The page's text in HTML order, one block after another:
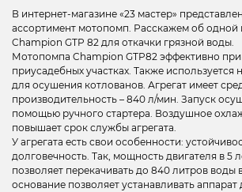
В интернет-магазине «23 мастер»
ассортимент мотопомп. Расскажем об одной
Champion GTP 82 для откачки грязной воды.
Мотопомпа Champion GTP82 эффективно
приусадебных участках. Также используется
для осушения котлованов. Агрегат имеет
производительность – 840 л/мин. Запуск
помощью ручного стартера. Воздушное
повышает срок службы агрегата.
У агрегата есть свои особенности:
долговечность. Так, мощность двигателя в 5
позволяет перекачивать до 840 литров
основание позволяет устанавливать